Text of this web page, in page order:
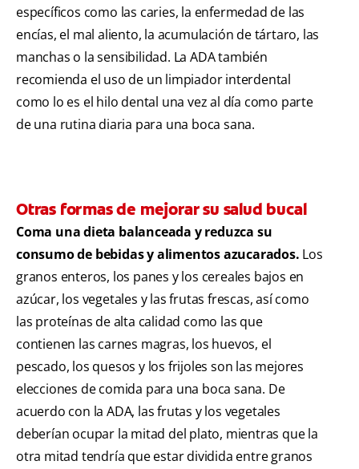
específicos como las caries, la enfermedad de las
encías, el mal aliento, la acumulación de tártaro, las
manchas o la sensibilidad. La ADA también
recomienda el uso de un limpiador interdental
como lo es el hilo dental una vez al día como parte
de una rutina diaria para una boca sana.
Otras formas de mejorar su salud bucal
Coma una dieta balanceada y reduzca su
consumo de bebidas y alimentos azucarados. Los
granos enteros, los panes y los cereales bajos en
azúcar, los vegetales y las frutas frescas, así como
las proteínas de alta calidad como las que
contienen las carnes magras, los huevos, el
pescado, los quesos y los frijoles son las mejores
elecciones de comida para una boca sana. De
acuerdo con la ADA, las frutas y los vegetales
deberían ocupar la mitad del plato, mientras que la
otra mitad tendría que estar dividida entre granos